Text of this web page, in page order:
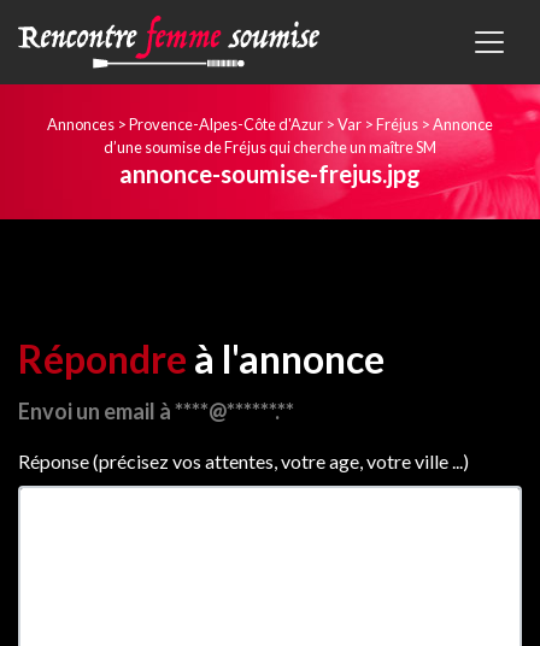
Annonces >Provence-Alpes-Côte d'Azur >Var >Fréjus >Annonce
d’une soumise de Fréjus qui cherche un maître SM
annonce-soumise-frejus.jpg
Répondre à l'annonce
Envoi un email à ****@******.**
Réponse (précisez vos attentes, votre age, votre ville ...)